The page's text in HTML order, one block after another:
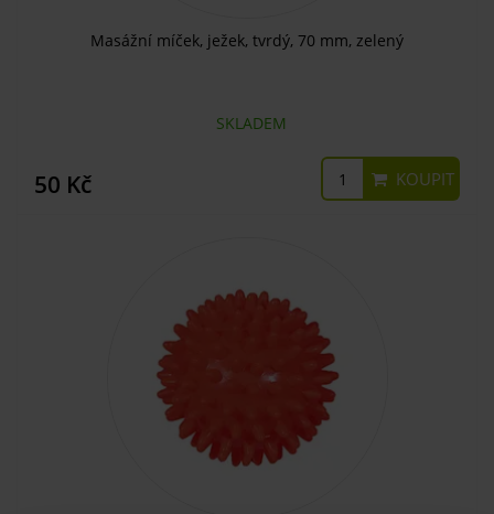
Masážní míček, ježek, tvrdý, 70 mm, zelený
SKLADEM
50 Kč KOUPIT